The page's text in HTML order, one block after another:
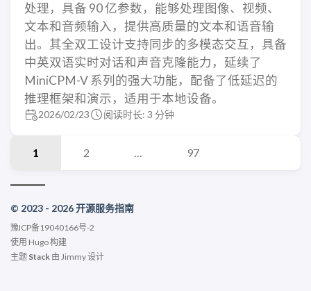
处理，具备 90 亿参数，能够处理图像、视频、
文本和音频输入，提供高质量的文本和语音输
出。其全双工设计支持同步的多模态交互，具备
中英双语实时对话和声音克隆能力，延续了
MiniCPM-V 系列的强大功能，配备了低延迟的
推理框架和演示，适用于本地设备。
2026/02/23 阅读时长: 3 分钟
1 2 … 97
© 2023 - 2026 开源服务指南
豫ICP备19040166号-2
使用 Hugo构建
主题 Stack 由 Jimmy设计